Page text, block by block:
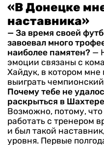
«В Донецке
наставника»
— За время своей
завоевал много
наиболее памятен? —
эмоции связаны с
Хайдук, в котором мне
выиграть
Почему тебе не
раскрыться в
Возможно, потому,
работать с тренером
и был такой
уровня. Первые